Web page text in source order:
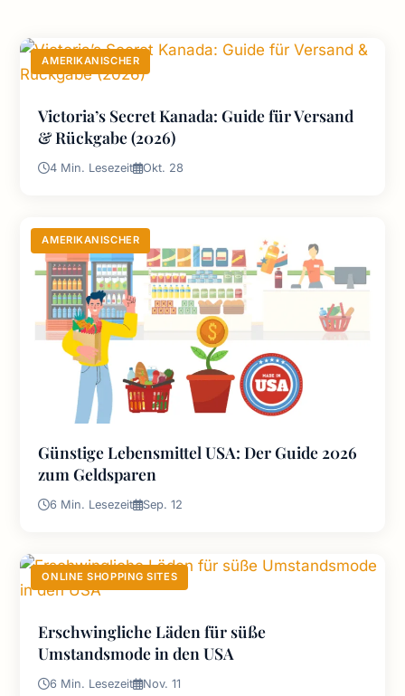
AMERIKANISCHER
Victoria’s Secret Kanada: Guide für Versand
& Rückgabe (2026)
4 Min. Lesezeit Okt. 28
AMERIKANISCHER
Günstige Lebensmittel USA: Der Guide 2026
zum Geldsparen
6 Min. Lesezeit Sep. 12
ONLINE SHOPPING SITES
Erschwingliche Läden für süße
Umstandsmode in den USA
6 Min. Lesezeit Nov. 11